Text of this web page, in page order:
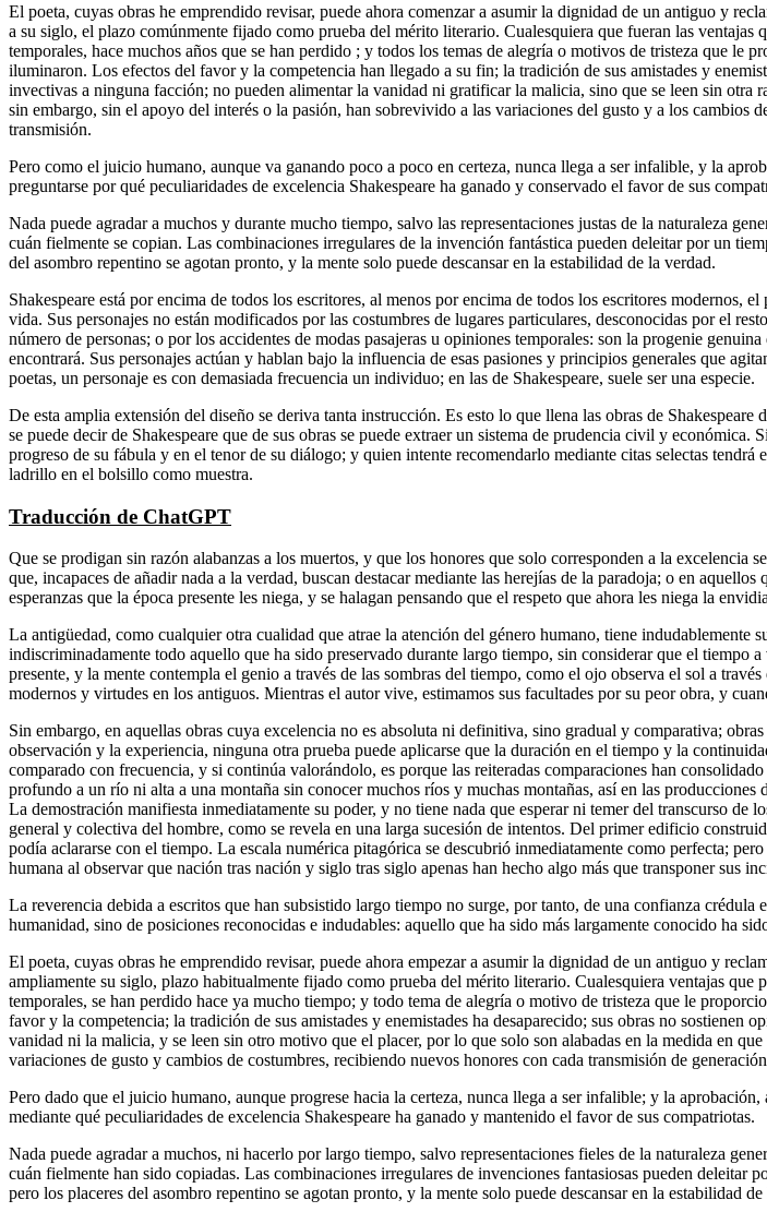
El poeta, cuyas obras he emprendido revisar, puede ahora comenzar a asumir la dignidad de un antiguo y
a su siglo, el plazo comúnmente fijado como prueba del mérito literario. Cualesquiera que fueran las ventajas
temporales, hace muchos años que se han perdido ; y todos los temas de alegría o motivos de tristeza que le
iluminaron. Los efectos del favor y la competencia han llegado a su fin; la tradición de sus amistades y
invectivas a ninguna facción; no pueden alimentar la vanidad ni gratificar la malicia, sino que se leen sin otra
sin embargo, sin el apoyo del interés o la pasión, han sobrevivido a las variaciones del gusto y a los cambios
transmisión.
Pero como el juicio humano, aunque va ganando poco a poco en certeza, nunca llega a ser infalible, y la
preguntarse por qué peculiaridades de excelencia Shakespeare ha ganado y conservado el favor de sus
Nada puede agradar a muchos y durante mucho tiempo, salvo las representaciones justas de la naturaleza
cuán fielmente se copian. Las combinaciones irregulares de la invención fantástica pueden deleitar por un
del asombro repentino se agotan pronto, y la mente solo puede descansar en la estabilidad de la verdad.
Shakespeare está por encima de todos los escritores, al menos por encima de todos los escritores modernos,
vida. Sus personajes no están modificados por las costumbres de lugares particulares, desconocidas por el
número de personas; o por los accidentes de modas pasajeras u opiniones temporales: son la progenie
encontrará. Sus personajes actúan y hablan bajo la influencia de esas pasiones y principios generales que
poetas, un personaje es con demasiada frecuencia un individuo; en las de Shakespeare, suele ser una especie.
De esta amplia extensión del diseño se deriva tanta instrucción. Es esto lo que llena las obras de
se puede decir de Shakespeare que de sus obras se puede extraer un sistema de prudencia civil y
progreso de su fábula y en el tenor de su diálogo; y quien intente recomendarlo mediante citas selectas
ladrillo en el bolsillo como muestra.
Traducción de ChatGPT
Que se prodigan sin razón alabanzas a los muertos, y que los honores que solo corresponden a la
que, incapaces de añadir nada a la verdad, buscan destacar mediante las herejías de la paradoja; o en
esperanzas que la época presente les niega, y se halagan pensando que el respeto que ahora les niega la
La antigüedad, como cualquier otra cualidad que atrae la atención del género humano, tiene
indiscriminadamente todo aquello que ha sido preservado durante largo tiempo, sin considerar que el tiempo
presente, y la mente contempla el genio a través de las sombras del tiempo, como el ojo observa el sol a
modernos y virtudes en los antiguos. Mientras el autor vive, estimamos sus facultades por su peor obra, y
Sin embargo, en aquellas obras cuya excelencia no es absoluta ni definitiva, sino gradual y comparativa;
observación y la experiencia, ninguna otra prueba puede aplicarse que la duración en el tiempo y la
comparado con frecuencia, y si continúa valorándolo, es porque las reiteradas comparaciones han
profundo a un río ni alta a una montaña sin conocer muchos ríos y muchas montañas, así en las
La demostración manifiesta inmediatamente su poder, y no tiene nada que esperar ni temer del transcurso
general y colectiva del hombre, como se revela en una larga sucesión de intentos. Del primer edificio
podía aclararse con el tiempo. La escala numérica pitagórica se descubrió inmediatamente como perfecta;
humana al observar que nación tras nación y siglo tras siglo apenas han hecho algo más que transponer sus
La reverencia debida a escritos que han subsistido largo tiempo no surge, por tanto, de una confianza
humanidad, sino de posiciones reconocidas e indudables: aquello que ha sido más largamente conocido ha
El poeta, cuyas obras he emprendido revisar, puede ahora empezar a asumir la dignidad de un antiguo y
ampliamente su siglo, plazo habitualmente fijado como prueba del mérito literario. Cualesquiera ventajas
temporales, se han perdido hace ya mucho tiempo; y todo tema de alegría o motivo de tristeza que le
favor y la competencia; la tradición de sus amistades y enemistades ha desaparecido; sus obras no
vanidad ni la malicia, y se leen sin otro motivo que el placer, por lo que solo son alabadas en la medida en
variaciones de gusto y cambios de costumbres, recibiendo nuevos honores con cada transmisión de
Pero dado que el juicio humano, aunque progrese hacia la certeza, nunca llega a ser infalible; y la
mediante qué peculiaridades de excelencia Shakespeare ha ganado y mantenido el favor de sus compatriotas.
Nada puede agradar a muchos, ni hacerlo por largo tiempo, salvo representaciones fieles de la naturaleza
cuán fielmente han sido copiadas. Las combinaciones irregulares de invenciones fantasiosas pueden deleitar
pero los placeres del asombro repentino se agotan pronto, y la mente solo puede descansar en la estabilidad